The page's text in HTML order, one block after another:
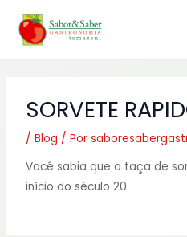
para
SORVETE
/Blog / Por
Você sabia que a taça de
início do século 20